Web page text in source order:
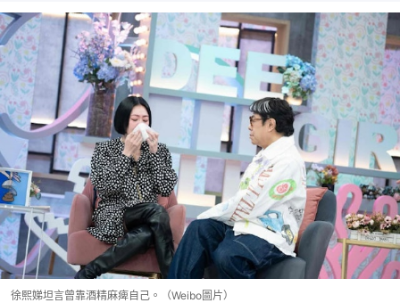
徐熙娣坦言曾靠酒精麻痺自己。（Weibo圖片）